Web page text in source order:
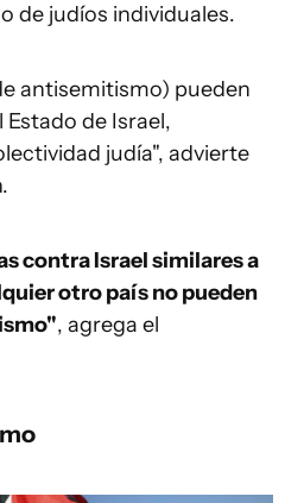
de judíos individuales.
antisemitismo) pueden
de Israel,
judía", advierte
contra Israel similares a
otro país no pueden
, agrega el